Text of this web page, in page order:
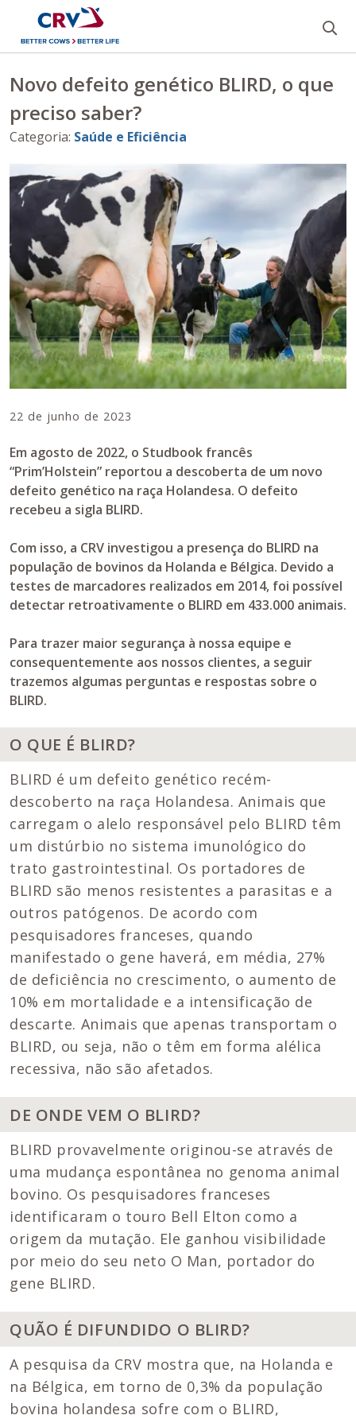
Novo defeito genético BLIRD, o que
preciso saber?
Categoria: Saúde e Eficiência
22 de junho de 2023
Em agosto de 2022, o Studbook francês
“Prim’Holstein” reportou a descoberta de um novo
defeito genético na raça Holandesa. O defeito
recebeu a sigla BLIRD.
Com isso, a CRV investigou a presença do BLIRD na
população de bovinos da Holanda e Bélgica. Devido a
testes de marcadores realizados em 2014, foi possível
detectar retroativamente o BLIRD em 433.000 animais.
Para trazer maior segurança à nossa equipe e
consequentemente aos nossos clientes, a seguir
trazemos algumas perguntas e respostas sobre o
BLIRD.
O QUE É BLIRD?
BLIRD é um defeito genético recém-
descoberto na raça Holandesa. Animais que
carregam o alelo responsável pelo BLIRD têm
um distúrbio no sistema imunológico do
trato gastrointestinal. Os portadores de
BLIRD são menos resistentes a parasitas e a
outros patógenos. De acordo com
pesquisadores franceses, quando
manifestado o gene haverá, em média, 27%
de deficiência no crescimento, o aumento de
10% em mortalidade e a intensificação de
descarte. Animais que apenas transportam o
BLIRD, ou seja, não o têm em forma alélica
recessiva, não são afetados.
DE ONDE VEM O BLIRD?
BLIRD provavelmente originou-se através de
uma mudança espontânea no genoma animal
bovino. Os pesquisadores franceses
identificaram o touro Bell Elton como a
origem da mutação. Ele ganhou visibilidade
por meio do seu neto O Man, portador do
gene BLIRD.
QUÃO É DIFUNDIDO O BLIRD?
A pesquisa da CRV mostra que, na Holanda e
na Bélgica, em torno de 0,3% da população
bovina holandesa sofre com o BLIRD,